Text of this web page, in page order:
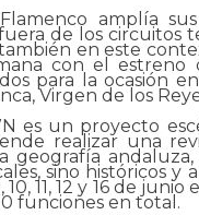
amplía
de los circuitos
en este
con el estreno
para la ocasión
Virgen de los
es un proyecto
realizar una
geografía
sino históricos
10, 11, 12 y 16 de
funciones en total.